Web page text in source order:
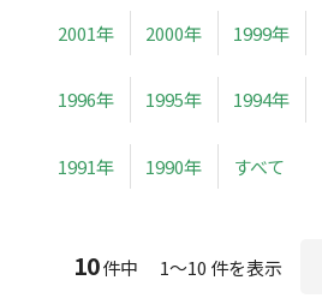
2001年 2000年 1999年
1996年 1995年 1994年
1991年 1990年 すべて
10件中 1～10 件を表示